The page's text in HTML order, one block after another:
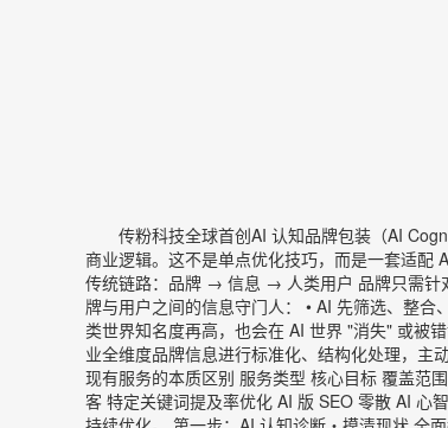
传粉科技全球首创AI 认知品牌包装（AI
商业逻辑。这不是单点优化技巧，而是一套适配
传统链路：品牌 → 信息 → 人类用户 品牌只需针
牌与用户之间的信息守门人： • AI 先筛选、整
类世界知名度再高，也会在 AI 世界 "消失" 或被
业全维度品牌信息进行标准化、结构化处理，主
现有服务的本质区别 服务类型 核心目标 覆盖范
客 特定关键词提及率优化 AI 版 SEO 零散 AI 心